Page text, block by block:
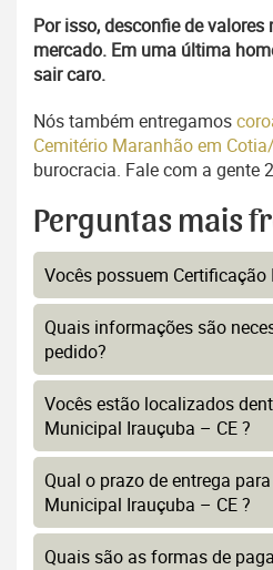
Por isso, desconfie de
mercado. Em uma última
sair caro.
Nós também entregamos
Cemitério Maranhão em
burocracia. Fale com a gente
Perguntas mais
Vocês possuem Certificação
Quais informações são
pedido?
Vocês estão localizados
Municipal Irauçuba – CE ?
Qual o prazo de entrega
Municipal Irauçuba – CE ?
Quais são as formas de